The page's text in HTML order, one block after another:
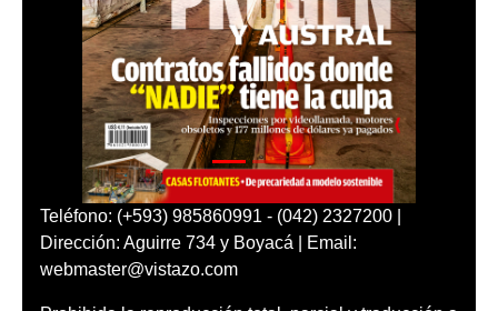
Teléfono: (+593) 985860991 - (042) 2327200 |
Dirección: Aguirre 734 y Boyacá | Email:
webmaster@vistazo.com